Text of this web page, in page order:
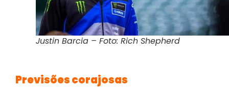
Justin Barcia – Foto: Rich Shepherd
Previsões corajosas